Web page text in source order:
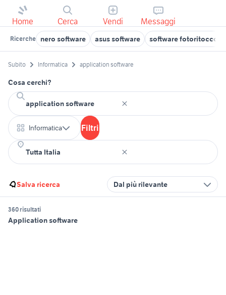
Home Cerca Vendi Messaggi
Ricerche nero software asus software software fotoritocco
Subito Informatica application software
Cosa cerchi?
Informatica Filtri
Salva ricerca Dal più rilevante
360 risultati
Application software